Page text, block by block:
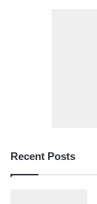
Recent Posts